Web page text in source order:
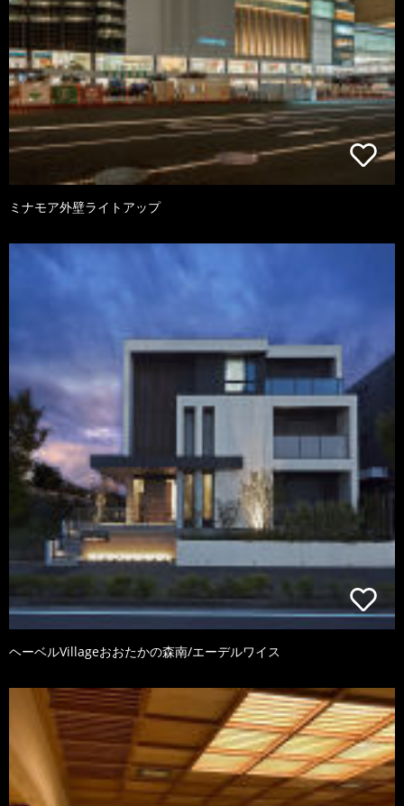
ミナモア外壁ライトアップ
ヘーベルVillageおおたかの森南/エーデルワイス